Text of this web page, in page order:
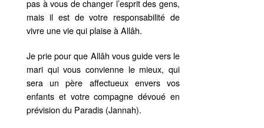
pas à vous de changer l’esprit des gens,
mais il est de votre responsabilité de
vivre une vie qui plaise à Allâh.
Je prie pour que Allâh vous guide vers le
mari qui vous convienne le mieux, qui
sera un père affectueux envers vos
enfants et votre compagne dévoué en
prévision du Paradis (Jannah).